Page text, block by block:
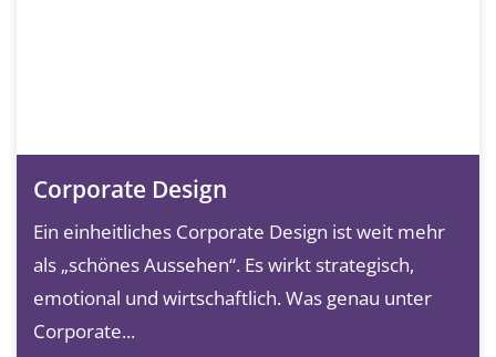
Corporate Design
Ein einheitliches Corporate Design ist weit mehr
als „schönes Aussehen“. Es wirkt strategisch,
emotional und wirtschaftlich. Was genau unter
Corporate...